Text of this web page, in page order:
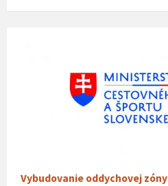
Vybudovanie oddychovej zóny